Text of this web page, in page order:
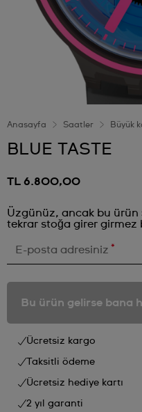
Anasayfa Saatler Büyük
BLUE TASTE
TL 6.800,00
Üzgünüz, ancak bu
tekrar stoğa girer girmez
E-posta adresiniz *
Bu ürün gelirse bana
Ücretsiz kargo
Taksitli ödeme
Ücretsiz hediye kartı
2 yıl garanti